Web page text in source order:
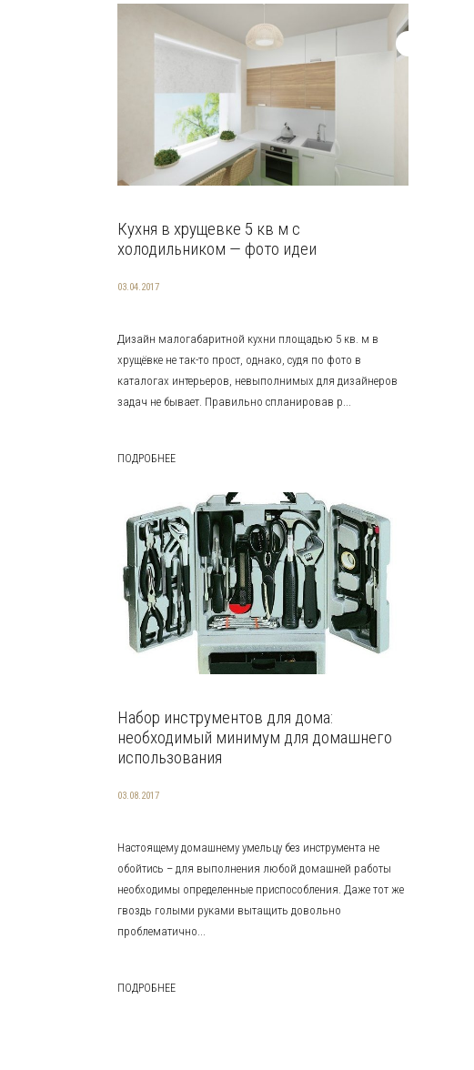
Кухня в хрущевке 5 кв м с
холодильником — фото идеи
03.04.2017
Дизайн малогабаритной кухни площадью 5 кв. м в
хрущёвке не так-то прост, однако, судя по фото в
каталогах интерьеров, невыполнимых для дизайнеров
задач не бывает. Правильно спланировав р...
ПОДРОБНЕЕ
Набор инструментов для дома:
необходимый минимум для домашнего
использования
03.08.2017
Настоящему домашнему умельцу без инструмента не
обойтись – для выполнения любой домашней работы
необходимы определенные приспособления. Даже тот же
гвоздь голыми руками вытащить довольно
проблематично...
ПОДРОБНЕЕ